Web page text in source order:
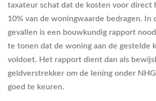
taxateur schat dat de kosten voor direct
10% van de woningwaarde bedragen. In
gevallen is een bouwkundig rapport
te tonen dat de woning aan de gestelde
voldoet. Het rapport dient dan als
geldverstrekker om de lening onder
goed te keuren.